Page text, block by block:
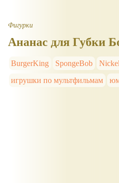
Фигурки
Ананас для Губки
BurgerKing SpongeBob
игрушки по мультфильмам